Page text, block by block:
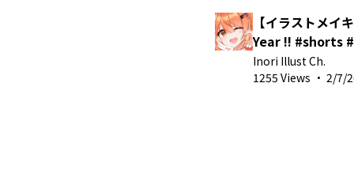
【イラストメイ
Year !! #shorts
Inori Illust Ch.
1255 Views · 2/7/